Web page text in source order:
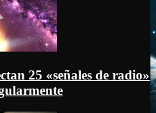
25 «señales de radio»